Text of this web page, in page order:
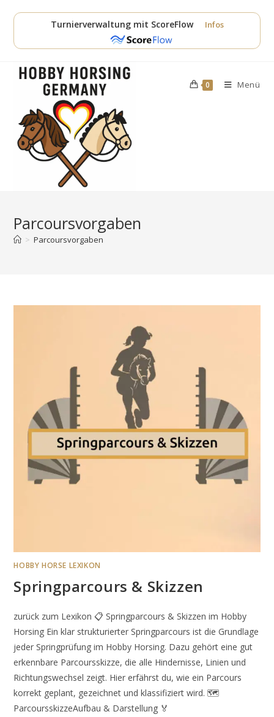
Inhalt
Turnierverwaltung mit ScoreFlow Infos
0 Menü
Parcoursvorgaben
> Parcoursvorgaben
HOBBY HORSE LEXIKON
Springparcours & Skizzen
zurück zum Lexikon 📋 Springparcours & Skizzen im Hobby
Horsing Ein klar strukturierter Springparcours ist die Grundlage
jeder Springprüfung im Hobby Horsing. Dazu gehört eine gut
erkennbare Parcoursskizze, die alle Hindernisse, Linien und
Richtungswechsel zeigt. Hier erfährst du, wie ein Parcours
korrekt geplant, gezeichnet und klassifiziert wird. 🗺️
ParcoursskizzeAufbau & Darstellung 🏅